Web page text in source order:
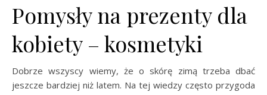
Pomysły na prezenty dla
kobiety – kosmetyki
Dobrze wszyscy wiemy, że o skórę zimą trzeba dbać
jeszcze bardziej niż latem. Na tej wiedzy często przygoda